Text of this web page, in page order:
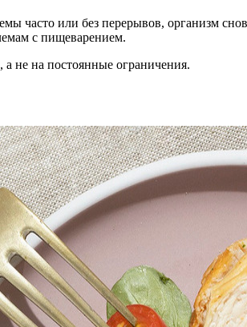
часто или без перерывов, организм
с пищеварением.
не на постоянные ограничения.